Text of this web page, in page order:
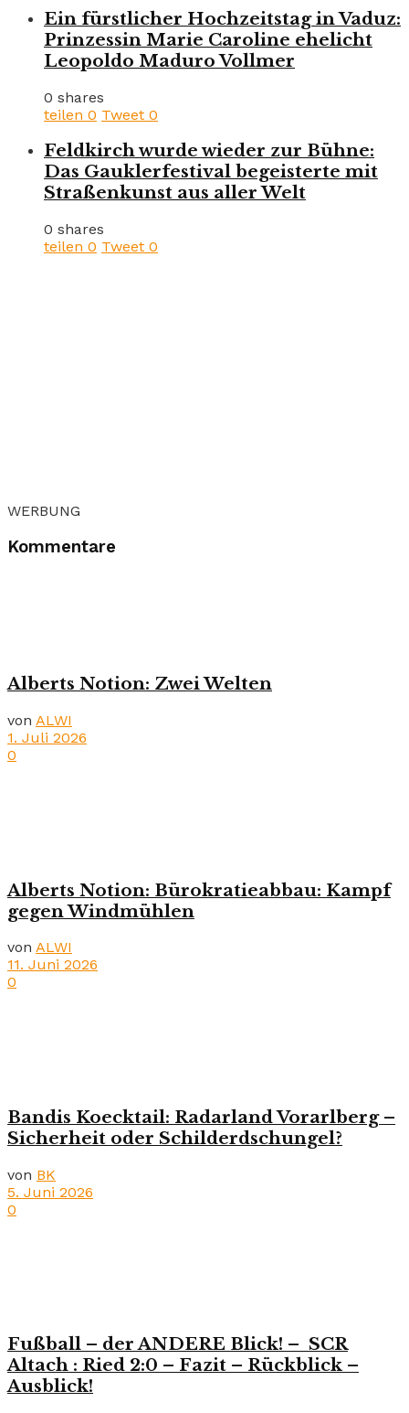
Ein fürstlicher Hochzeitstag in Vaduz:
Prinzessin Marie Caroline ehelicht
Leopoldo Maduro Vollmer
0 shares
teilen 0 Tweet 0
Feldkirch wurde wieder zur Bühne:
Das Gauklerfestival begeisterte mit
Straßenkunst aus aller Welt
0 shares
teilen 0 Tweet 0
WERBUNG
Kommentare
Alberts Notion: Zwei Welten
von ALWI
1. Juli 2026
0
Alberts Notion: Bürokratieabbau: Kampf
gegen Windmühlen
von ALWI
11. Juni 2026
0
Bandis Koecktail: Radarland Vorarlberg –
Sicherheit oder Schilderdschungel?
von BK
5. Juni 2026
0
Fußball – der ANDERE Blick! – SCR
Altach : Ried 2:0 – Fazit – Rückblick –
Ausblick!